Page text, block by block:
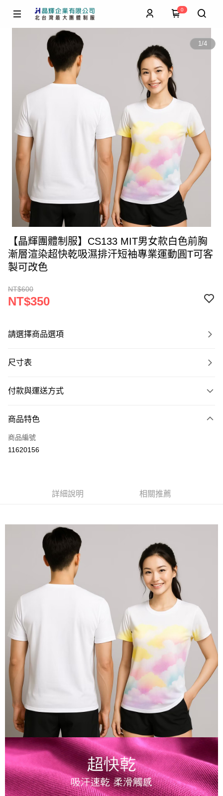
0
1/4
【晶輝團體制服】CS133 MIT男女款白色前胸
漸層渲染超快乾吸濕排汗短袖專業運動圓T可客
製可改色
NT$600
NT$350
請選擇商品選項
尺寸表
付款與運送方式
信用卡一次付款
運送方式
商品特色
商品編號
11620156
詳細說明 相關推薦